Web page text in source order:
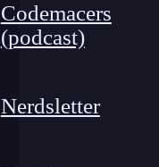
Codemacers
(podcast)
Nerdsletter